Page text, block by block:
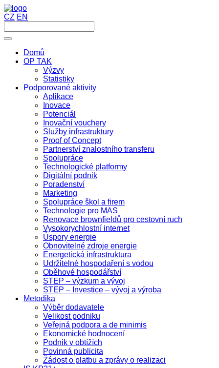
CZ EN
Domů
OP TAK
Výzvy
Statistiky
Podporované aktivity
Aplikace
Inovace
Potenciál
Inovační vouchery
Služby infrastruktury
Proof of Concept
Partnerství znalostního transferu
Spolupráce
Technologické platformy
Digitální podnik
Poradenství
Marketing
Spolupráce škol a firem
Technologie pro MAS
Renovace brownfieldů pro cestovní ruch
Vysokorychlostní internet
Úspory energie
Obnovitelné zdroje energie
Energetická infrastruktura
Udržitelné hospodaření s vodou
Oběhové hospodářství
STEP – výzkum a vývoj
STEP – Investice – vývoj a výroba
Metodika
Výběr dodavatele
Velikost podniku
Veřejná podpora a de minimis
Ekonomické hodnocení
Podnik v obtížích
Povinná publicita
Žádost o platbu a zprávy o realizaci